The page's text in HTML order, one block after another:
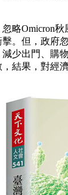
略Omicron
。但，政府
少出門、購
結果，對經